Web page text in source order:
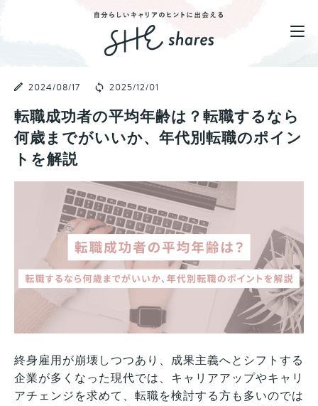
2024/08/17 2025/12/01
転職成功者の平均年齢は？転職するなら
何歳までがいいか、年代別転職のポイン
トを解説
終身雇用が崩壊しつつあり、成果主義へとシフトする
企業が多くなった現代では、キャリアアップやキャリ
アチェンジを求めて、転職を検討する方も多いのでは